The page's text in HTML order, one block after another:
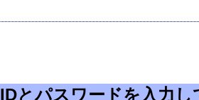
IDとパスワードを入力し